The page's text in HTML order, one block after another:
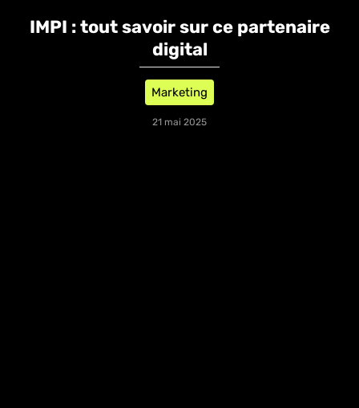
IMPI : tout savoir sur ce partenaire
digital
Marketing
21 mai 2025